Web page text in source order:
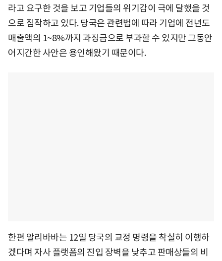
라고 요구한 것을 보고 기업들의 위기감이 극에 달했을 것
으로 짐작하고 있다. 당국은 관련법에 따라 기업에 전년도
매출액의 1~8%까지 과징금으로 부과할 수 있지만 그동안
어지간한 사안은 용인해왔기 때문이다.
한편 알리바바는 12일 당국의 교정 명령을 착실히 이행하
겠다며 자사 플랫폼의 진입 장벽을 낮추고 판매상들의 비